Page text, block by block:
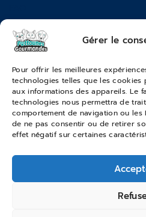
Gérer le
Pour offrir les meilleures
technologies telles que les
aux informations des appareils. Le
technologies nous permettra de
comportement de navigation ou les
de ne pas consentir ou de retirer
effet négatif sur certaines
Moyens de paiements
Conditions générales de vente
Suivi de commande
Services & Retours
Modes de livraison
© 2026